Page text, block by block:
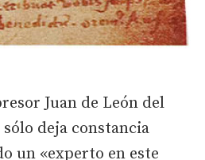
Juan de León del
deja constancia
un «experto en este